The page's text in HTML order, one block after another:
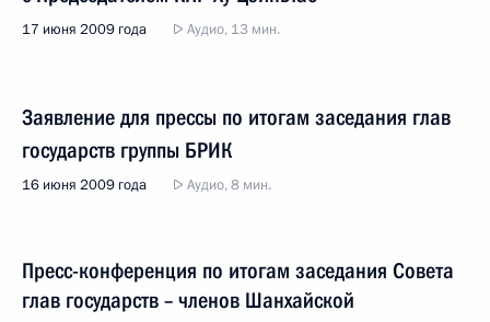
17 июня 2009 года Аудио, 13 мин.
Заявление для прессы по итогам заседания глав
государств группы БРИК
16 июня 2009 года Аудио, 8 мин.
Пресс-конференция по итогам заседания Совета
глав государств – членов Шанхайской